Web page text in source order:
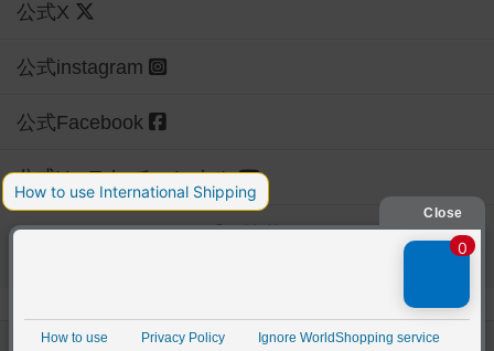
公式X
公式instagram
公式Facebook
公式YouTubeチャンネル
Copyright (c)